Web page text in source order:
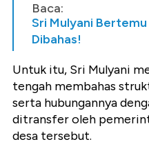
Baca:
Sri Mulyani
Dibahas!
Untuk itu, Sri Mulyani
tengah membahas
serta hubungannya
ditransfer oleh
desa tersebut.